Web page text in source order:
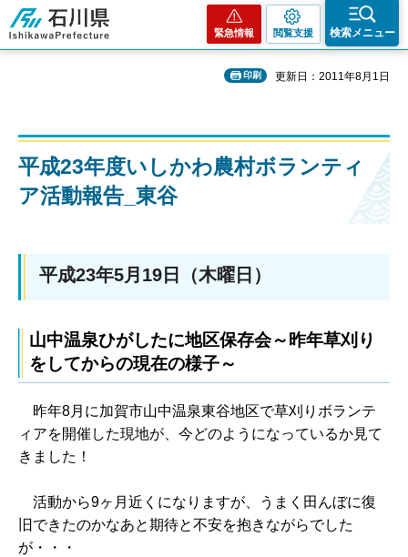
石川県
緊急情報 閲覧支援 検索メニュー
印刷 更新日：2011年8月1日
平成23年度いしかわ農村ボランティ
ア活動報告_東谷
平成23年5月19日（木曜日）
山中温泉ひがしたに地区保存会～昨年草刈り
をしてからの現在の様子～
昨年8月に加賀市山中温泉東谷地区で草刈りボランテ
ィアを開催した現地が、今どのようになっているか見て
きました！
活動から9ヶ月近くになりますが、うまく田んぼに復
旧できたのかなあと期待と不安を抱きながらでした
が・・・